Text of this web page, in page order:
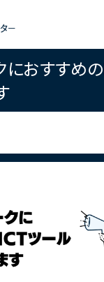
におすすめ